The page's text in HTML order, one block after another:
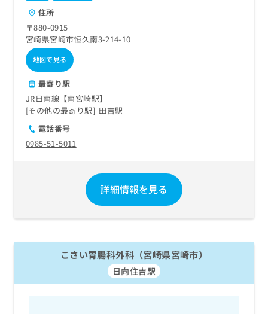
住所
〒880-0915
宮崎県宮崎市恒久南3-214-10
地図で見る
最寄り駅
JR日南線【南宮崎駅】
その他の最寄り駅
田吉駅
電話番号
0985-51-5011
詳細情報を見る
こさい胃腸科外科（宮崎県宮崎市）
日向住吉駅